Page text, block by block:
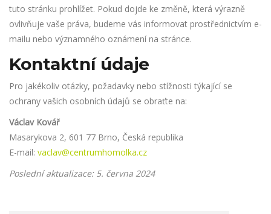
tuto stránku prohlížet. Pokud dojde ke změně, která výrazně
ovlivňuje vaše práva, budeme vás informovat prostřednictvím e-
mailu nebo významného oznámení na stránce.
Kontaktní údaje
Pro jakékoliv otázky, požadavky nebo stížnosti týkající se
ochrany vašich osobních údajů se obraťte na:
Václav Kovář
Masarykova 2, 601 77 Brno, Česká republika
E-mail: vaclav@centrumhomolka.cz
Poslední aktualizace: 5. června 2024